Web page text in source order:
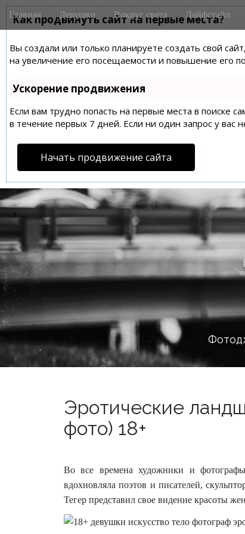
Как продвинуть сайт на первые места?
Вы создали или только планируете создать свой
на увеличение его посещаемости и повышение его
Ускорение продвижения
Если вам трудно попасть на первые места в поиске
в течение первых 7 дней. Если ни один запрос у вас
Начать продвижение сайта
M
a
n
m
e
n
u
i
Главная Девушки Вокруг света Лайфстайл
Эротические
фото) 18+
Во все времена художники и
вдохновляла поэтов и писателей,
Тегер представил свое видение красоты